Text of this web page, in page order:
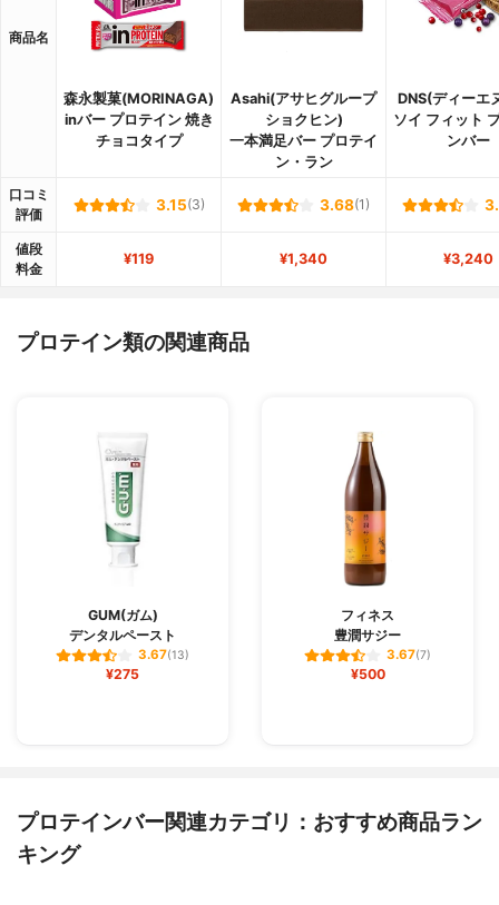
商品名
森永製菓(MORINAGA)
inバー プロテイン 焼き
チョコタイプ
Asahi(アサヒグループ
ショクヒン)
一本満足バー プロテイ
ン・ラン
DNS(ディーエ
ソイ フィット
ンバー
口コミ
評価
3.15(3) 3.68(1)
値段
料金
¥119 ¥1,340 ¥3,240
プロテイン類の関連商品
GUM(ガム)
デンタルペースト
3.67(13)
¥275
フィネス
豊潤サジー
3.67(7)
¥500
プロテインバー関連カテゴリ：おすすめ商品ラン
キング